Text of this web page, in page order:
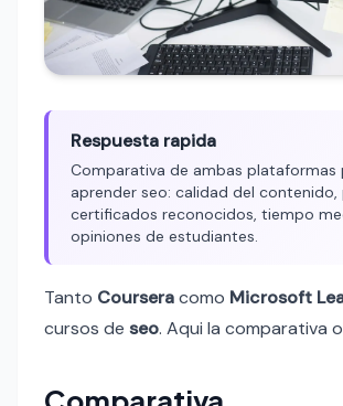
Respuesta rapida
Comparativa de ambas plataformas
aprender seo: calidad del contenido,
certificados reconocidos, tiempo
opiniones de estudiantes.
Tanto Courseracomo Microsoft
cursos de seo. Aqui la comparativa